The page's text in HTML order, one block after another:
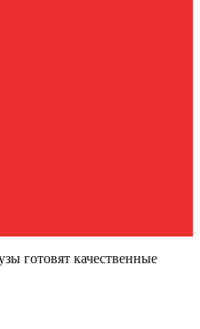
готовят качественные